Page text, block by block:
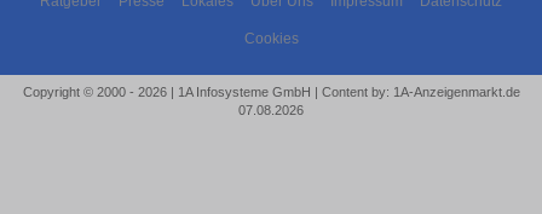
Cookies
Copyright © 2000 - 2026 | 1A Infosysteme GmbH | Content by: 1A-Anzeigenmarkt.de
07.08.2026